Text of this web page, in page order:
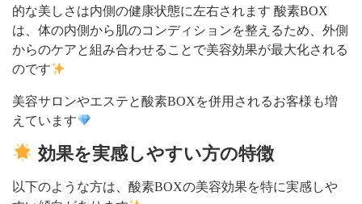
的な美しさは内側の健康状態に左右されます 酸素BOX
は、体の内側から肌のコンディションを整えるため、外側
からのケアと組み合わせることで美容効果が最大化される
のです
美容サロンやエステと酸素BOXを併用されるお客様も増
えています
効果を実感しやすい方の特徴
以下のような方は、酸素BOXの美容効果を特に実感しや